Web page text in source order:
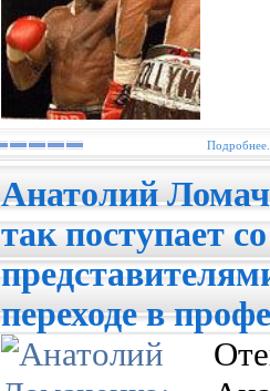
Анатолий
так поступает
переходе в